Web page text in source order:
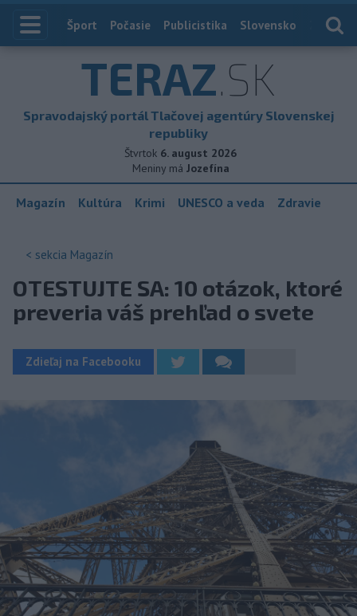
Index
Šport Počasie Publicistika Slovensko
TERAZ.SK
Spravodajský portál Tlačovej agentúry Slovenskej
republiky
Štvrtok 6. august 2026
Meniny má Jozefína
Magazín Kultúra Krimi UNESCO a veda Zdravie
< sekcia Magazín
OTESTUJTE SA: 10 otázok, ktoré
preveria váš prehľad o svete
Zdieľaj na Facebooku